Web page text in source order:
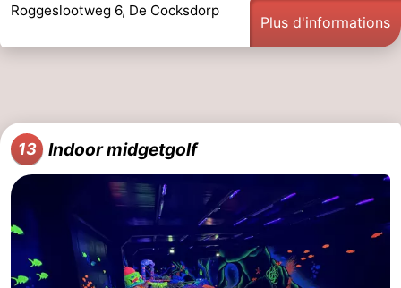
Roggeslootweg 6, De Cocksdorp
Plus d'informations
13 Indoor midgetgolf